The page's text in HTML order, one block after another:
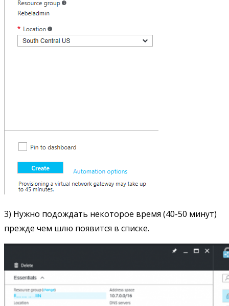
3) Нужно подождать некоторое время (40-50 минут)
прежде чем шлю появится в списке.